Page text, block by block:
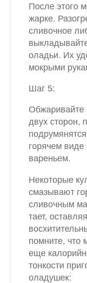
После этого
жарке.
сливочное
оладьи. Их
мокрыми
Шаг 5:
Обжаривайте
двух сторон,
горячем
вареньем.
Некоторые
смазывают
сливочным
тает,
помните, что
еще
тонкости
оладушек: